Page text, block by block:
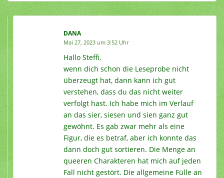
DANA
Mai 27, 2023 um 3:52 Uhr
Hallo Steffi,
wenn dich schon die Leseprobe nicht
überzeugt hat, dann kann ich gut
verstehen, dass du das nicht weiter
verfolgt hast. Ich habe mich im Verlauf
an das sier, siesen und sien ganz gut
gewöhnt. Es gab zwar mehr als eine
Figur, die es betraf, aber ich konnte das
dann doch gut sortieren. Die Menge an
queeren Charakteren hat mich auf jeden
Fall nicht gestört. Die allgemeine Fülle an